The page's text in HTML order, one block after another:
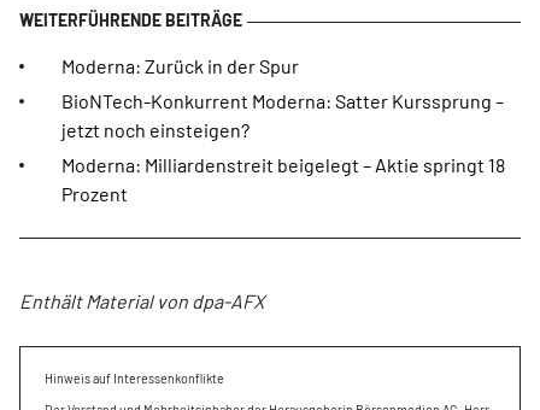
Moderna: Zurück in der Spur
BioNTech-Konkurrent Moderna: Satter Kurssprung –
jetzt noch einsteigen?
Moderna: Milliardenstreit beigelegt – Aktie springt 18
Prozent
Enthält Material von dpa-AFX
Hinweis auf Interessenkonflikte